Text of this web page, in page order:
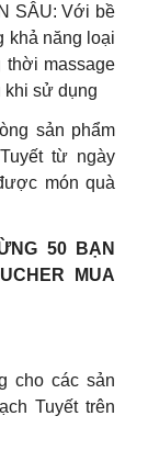
SÂU: Với bề
khả năng loại
thời massage
khi sử dụng
sản phẩm
từ ngày
món quà
50 BẠN
MUA
cho các sản
Tuyết trên